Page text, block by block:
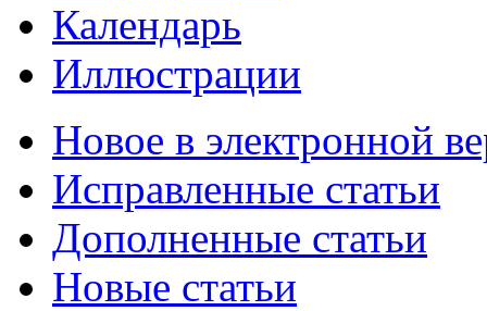
Календарь
Иллюстрации
Новое в электронной
Исправленные статьи
Дополненные статьи
Новые статьи